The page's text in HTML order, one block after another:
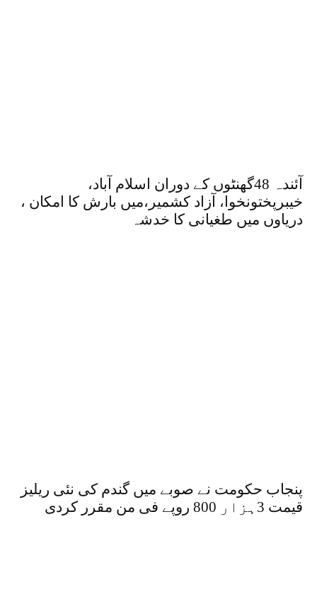
آئندہ 48گھنٹوں کے دوران اسلام آباد،
خیبرپختونخوا، آزاد کشمیر،میں بارش کا امکان ،
دریاوں میں طغیانی کا خدشہ
پنجاب حکومت نے صوبے میں گندم کی نئی ریلیز
قیمت 3ہزار 800 روپے فی من مقرر کردی